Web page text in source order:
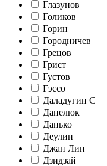
Глазунов
Голиков
Горин
Городничев
Грецов
Грист
Густов
Гэссо
Даладугин С
Данелюк
Данько
Деулин
Джан Лин
Дзидзай